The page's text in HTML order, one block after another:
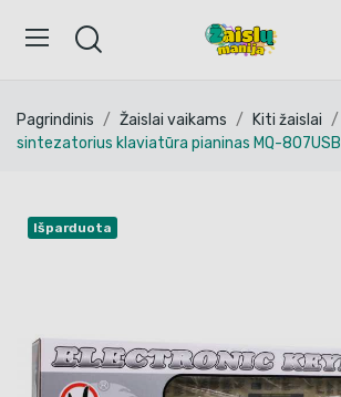
Pagrindinis Žaislai vaikams Kiti žaislai
sintezatorius klaviatūra pianinas MQ-807USB
Išparduota